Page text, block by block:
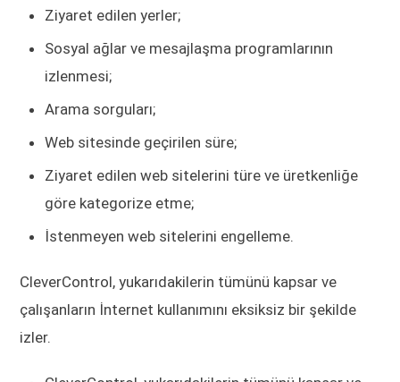
Ziyaret edilen yerler;
Sosyal ağlar ve mesajlaşma programlarının
izlenmesi;
Arama sorguları;
Web sitesinde geçirilen süre;
Ziyaret edilen web sitelerini türe ve üretkenliğe
göre kategorize etme;
İstenmeyen web sitelerini engelleme.
CleverControl, yukarıdakilerin tümünü kapsar ve
çalışanların İnternet kullanımını eksiksiz bir şekilde
izler.